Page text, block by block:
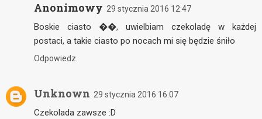
Anonimowy 29 stycznia 2016 12:47
Boskie ciasto ��, uwielbiam czekoladę w każdej
postaci, a takie ciasto po nocach mi się będzie śniło
Odpowiedz
Unknown 29 stycznia 2016 16:07
Czekolada zawsze :D